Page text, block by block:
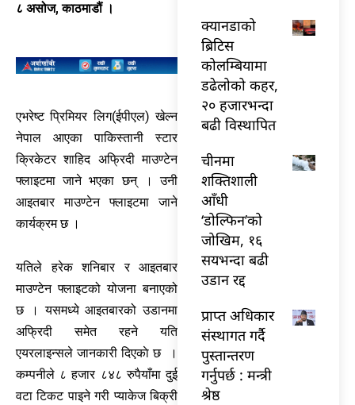
८ असोज, काठमाडौं ।
एभरेष्ट प्रिमियर लिग(ईपीएल) खेल्न
नेपाल आएका पाकिस्तानी स्टार
क्रिकेटर शाहिद अफ्रिदी माउण्टेन
फ्लाइटमा जाने भएका छन् । उनी
आइतबार माउण्टेन फ्लाइटमा जाने
कार्यक्रम छ ।
यतिले हरेक शनिबार र आइतबार
माउण्टेन फ्लाइटको योजना बनाएको
छ । यसमध्ये आइतबारको उडानमा
अफ्रिदी समेत रहने यति
एयरलाइन्सले जानकारी दिएकाे छ ।
कम्पनीले ८ हजार ८४८ रुपैयाँमा दुई
वटा टिकट पाइने गरी प्याकेज बिक्री
क्यानडाको
ब्रिटिस
कोलम्बियामा
डढेलोको कहर,
२० हजारभन्दा
बढी विस्थापित
चीनमा
शक्तिशाली
आँधी
‘डोल्फिन’को
जोखिम, १६
सयभन्दा बढी
उडान रद्द
प्राप्त अधिकार
संस्थागत गर्दै
पुस्तान्तरण
गर्नुपर्छ : मन्त्री
श्रेष्ठ